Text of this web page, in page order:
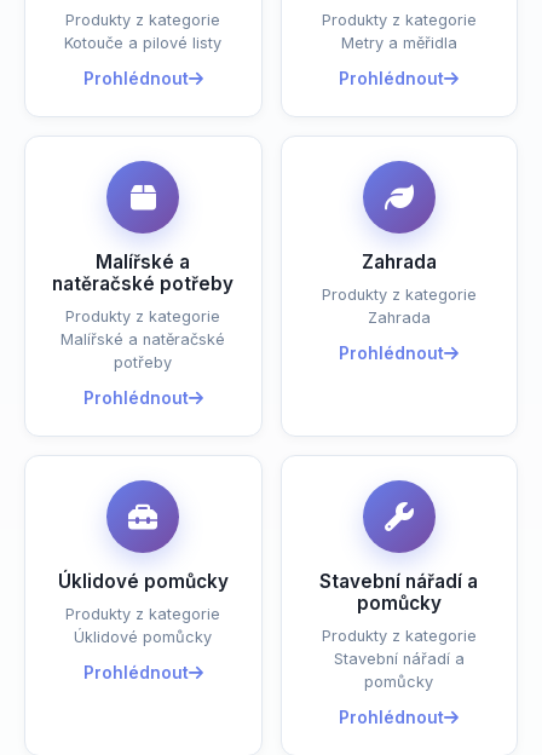
Produkty z kategorie
Kotouče a pilové listy
Prohlédnout
Produkty z kategorie
Metry a měřidla
Prohlédnout
Malířské a
natěračské potřeby
Produkty z kategorie
Malířské a natěračské
potřeby
Prohlédnout
Zahrada
Produkty z kategorie
Zahrada
Prohlédnout
Úklidové pomůcky
Produkty z kategorie
Úklidové pomůcky
Prohlédnout
Stavební nářadí a
pomůcky
Produkty z kategorie
Stavební nářadí a
pomůcky
Prohlédnout